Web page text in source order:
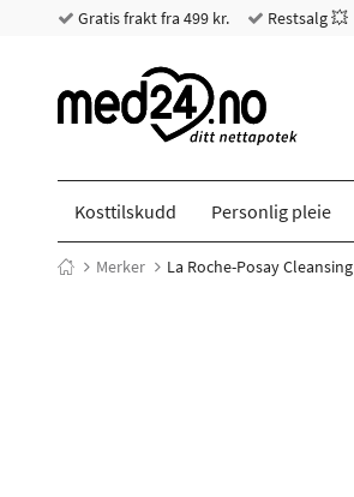
Gratis frakt fra 499 kr. Restsalg 💥
Kosttilskudd Personlig pleie
Merker La Roche-Posay Cleansing